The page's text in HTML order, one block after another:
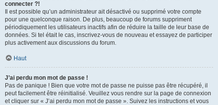
connecter ?!
Il est possible qu’un administrateur ait désactivé ou supprimé votre compte
pour une quelconque raison. De plus, beaucoup de forums suppriment
périodiquement les utilisateurs inactifs afin de réduire la taille de leur base de
données. Si tel était le cas, inscrivez-vous de nouveau et essayez de participer
plus activement aux discussions du forum.
Haut
J’ai perdu mon mot de passe !
Pas de panique ! Bien que votre mot de passe ne puisse pas être récupéré, il
peut facilement être réinitialisé. Veuillez vous rendre sur la page de connexion
et cliquer sur « J’ai perdu mon mot de passe ». Suivez les instructions et vous